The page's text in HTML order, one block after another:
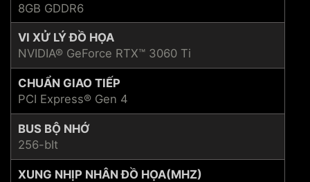
8GB GDDR6
VI XỬ LÝ ĐỒ HỌA
NVIDIA® GeForce RTX™ 3060 Ti
CHUẨN GIAO TIẾP
PCI Express® Gen 4
BUS BỘ NHỚ
256-bIt
XUNG NHỊP NHÂN ĐỒ HỌA(MHZ)